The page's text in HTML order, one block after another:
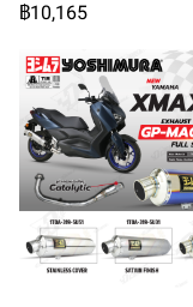
฿10,165